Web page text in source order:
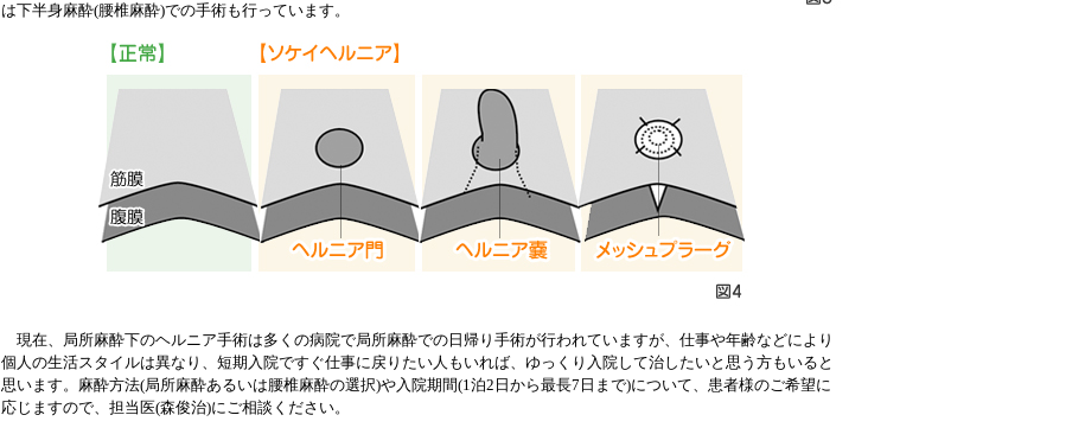
は下半身麻酔(腰椎麻酔)での手術も行っています。
現在、局所麻酔下のヘルニア手術は多くの病院で局所麻酔での日帰り手術が行われていますが、仕事や年齢などにより
個人の生活スタイルは異なり、短期入院ですぐ仕事に戻りたい人もいれば、ゆっくり入院して治したいと思う方もいると
思います。麻酔方法(局所麻酔あるいは腰椎麻酔の選択)や入院期間(1泊2日から最長7日まで)について、患者様のご希望に
応じますので、担当医(森俊治)にご相談ください。